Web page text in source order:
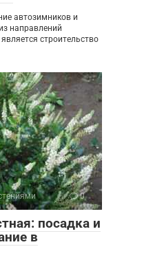
автозимников и
направлений
строительство
0
посадка и
в